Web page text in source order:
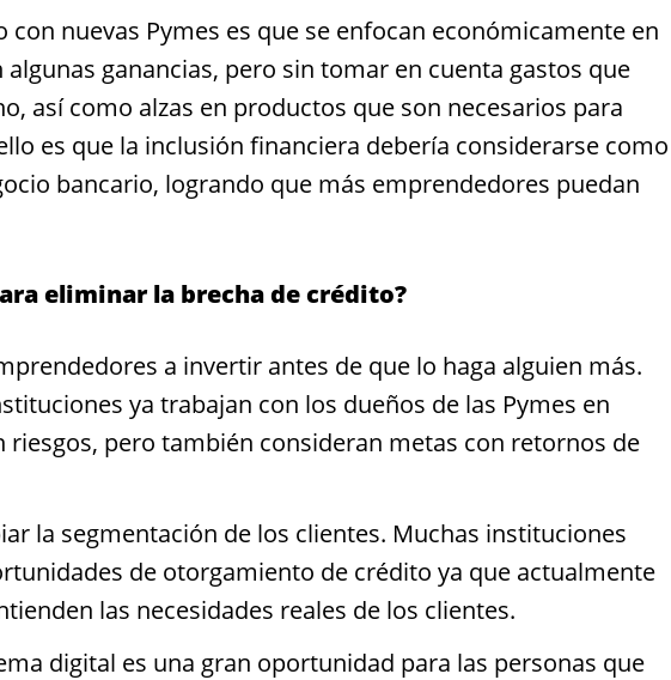
nuevas Pymes es que se enfocan económicamente en
ganancias, pero sin tomar en cuenta gastos que
así como alzas en productos que son necesarios para
es que la inclusión financiera debería considerarse como
bancario, logrando que más emprendedores puedan
eliminar la brecha de crédito?
a invertir antes de que lo haga alguien más.
ya trabajan con los dueños de las Pymes en
riesgos, pero también consideran metas con retornos de
la segmentación de los clientes. Muchas instituciones
de otorgamiento de crédito ya que actualmente
las necesidades reales de los clientes.
digital es una gran oportunidad para las personas que